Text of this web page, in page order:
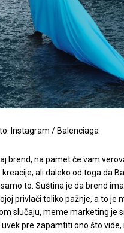
Instagram / Balenciaga
brend, na pamet će vam
ali daleko od toga da
to. Suština je da brend
privlači toliko pažnje, a to je
slučaju, meme marketing je
pre zapamtiti ono što vide,